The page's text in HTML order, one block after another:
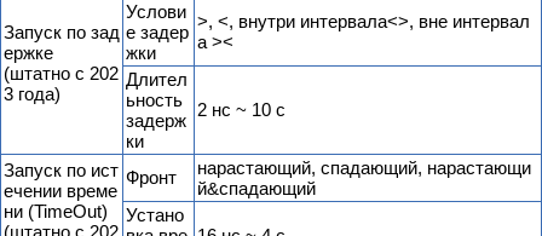
Запуск по зад
ержке
(штатно с 202
3 года)
Услови
е задер
жки
>, <, внутри интервала<>, вне интервал
а ><
Длител
ьность
задерж
ки
2 нс ~ 10 с
Запуск по ист
ечении време
ни (TimeOut)
Фронт
нарастающий, спадающий, нарастающи
й&спадающий
Устано